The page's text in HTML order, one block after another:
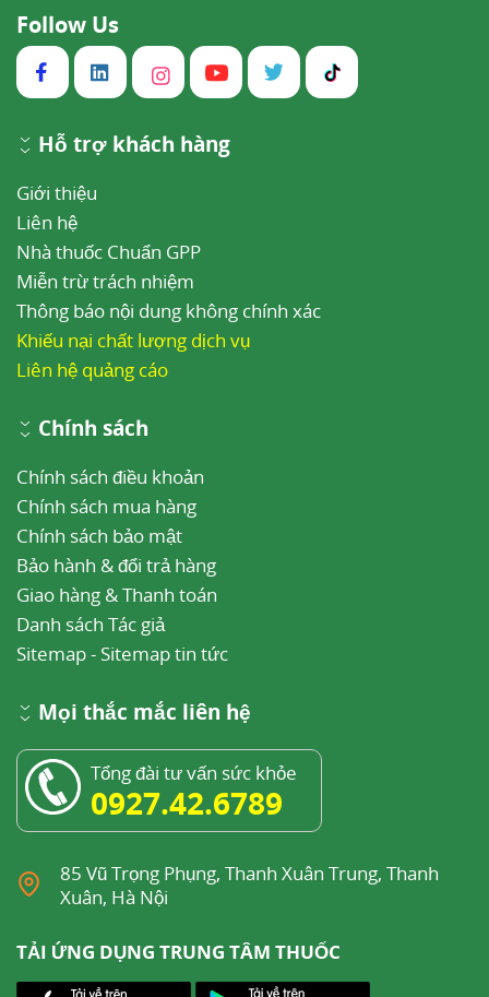
Follow Us
Hỗ trợ khách hàng
Giới thiệu
Liên hệ
Nhà thuốc Chuẩn GPP
Miễn trừ trách nhiệm
Thông báo nội dung không chính xác
Khiếu nại chất lượng dịch vụ
Liên hệ quảng cáo
Chính sách
Chính sách điều khoản
Chính sách mua hàng
Chính sách bảo mật
Bảo hành & đổi trả hàng
Giao hàng & Thanh toán
Danh sách Tác giả
Sitemap- Sitemap tin tức
Mọi thắc mắc liên hệ
Tổng đài tư vấn sức khỏe
0927.42.6789
85 Vũ Trọng Phụng, Thanh Xuân Trung, Thanh
Xuân, Hà Nội
TẢI ỨNG DỤNG TRUNG TÂM THUỐC